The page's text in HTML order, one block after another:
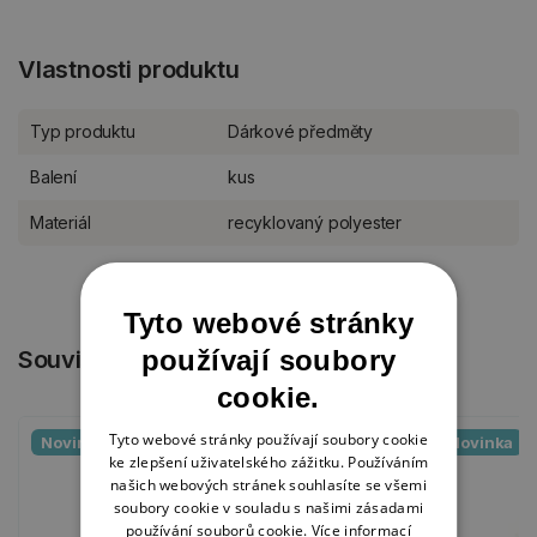
Vlastnosti produktu
Typ produktu Dárkové předměty
Balení kus
Materiál recyklovaný polyester
Související produkty
Novinka Novinka
Tyto webové stránky
používají soubory
cookie.
Tyto webové stránky používají soubory cookie
ke zlepšení uživatelského zážitku. Používáním
našich webových stránek souhlasíte se všemi
soubory cookie v souladu s našimi zásadami
používání souborů cookie. Více informací